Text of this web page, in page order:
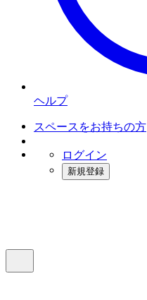
ヘルプ
スペースをお持ちの方
ログイン
新規登録